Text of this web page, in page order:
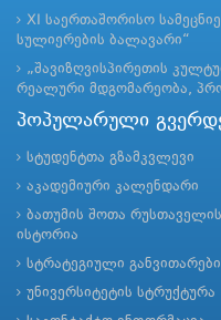
XI საერთაშორისო
სულიერების ბალავარი“
„შავიზღვისპირეთის
რეალური მდგომარეობა,
პოპულარული
სტუდენტთა გზამკვლევი
აკადემიური კალენდარი
ბათუმის შოთა
ისტორია
სტრატეგიული
უნივერსიტეტის სტრუქტურა